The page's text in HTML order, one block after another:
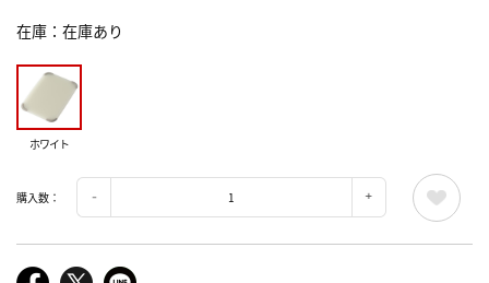
在庫 在庫あり
ホワイト
購入数：